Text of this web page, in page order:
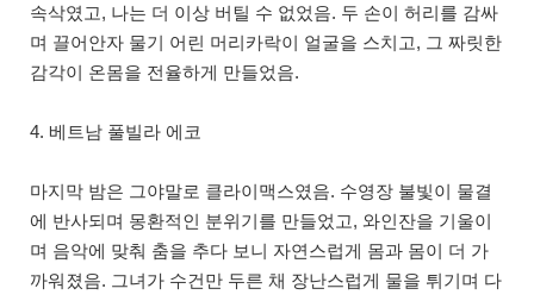
속삭였고, 나는 더 이상 버틸 수 없었음. 두 손이 허리를 감싸
며 끌어안자 물기 어린 머리카락이 얼굴을 스치고, 그 짜릿한
감각이 온몸을 전율하게 만들었음.
4. 베트남 풀빌라 에코
마지막 밤은 그야말로 클라이맥스였음. 수영장 불빛이 물결
에 반사되며 몽환적인 분위기를 만들었고, 와인잔을 기울이
며 음악에 맞춰 춤을 추다 보니 자연스럽게 몸과 몸이 더 가
까워졌음. 그녀가 수건만 두른 채 장난스럽게 물을 튀기며 다